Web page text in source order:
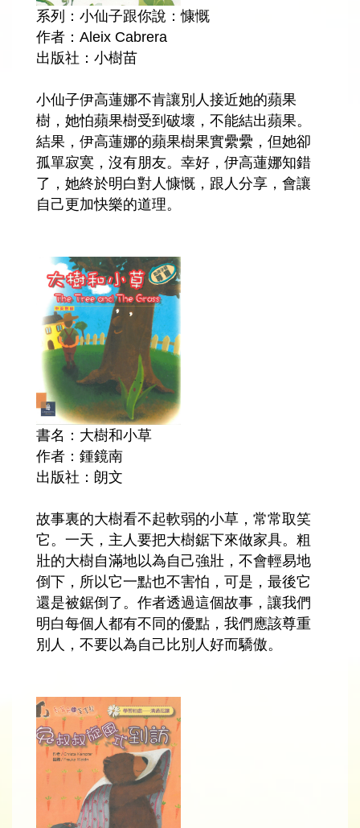
系列：小仙子跟你說：慷慨
作者：Aleix Cabrera
出版社：小樹苗
小仙子伊高蓮娜不肯讓別人接近她的蘋果
樹，她怕蘋果樹受到破壞，不能結出蘋果。
結果，伊高蓮娜的蘋果樹果實纍纍，但她卻
孤單寂寞，沒有朋友。幸好，伊高蓮娜知錯
了，她終於明白對人慷慨，跟人分享，會讓
自己更加快樂的道理。
書名：大樹和小草
作者：鍾鏡南
出版社：朗文
故事裏的大樹看不起軟弱的小草，常常取笑
它。一天，主人要把大樹鋸下來做家具。粗
壯的大樹自滿地以為自己強壯，不會輕易地
倒下，所以它一點也不害怕，可是，最後它
還是被鋸倒了。作者透過這個故事，讓我們
明白每個人都有不同的優點，我們應該尊重
別人，不要以為自己比別人好而驕傲。